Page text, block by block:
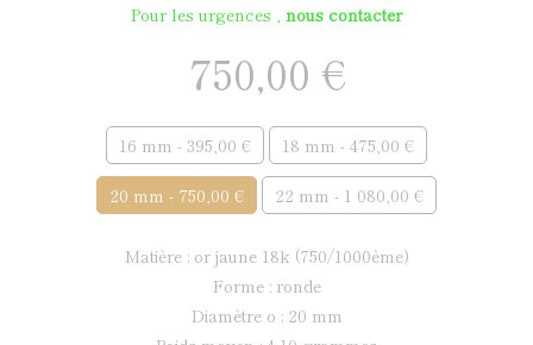
Pour les urgences , nous contacter
750,00 €
16 mm - 395,00 € 18 mm - 475,00 €
20 mm - 750,00 € 22 mm - 1 080,00 €
matière : or jaune 18k (750/1000ème)
forme : ronde
diamètre ø : 20 mm